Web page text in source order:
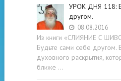
УРОК ДНЯ 118:
другом.
08.08.2016
Из книги «СЛИЯНИЕ С
Будьте cами cебе другом.
духовного раскрытия,
ближе …